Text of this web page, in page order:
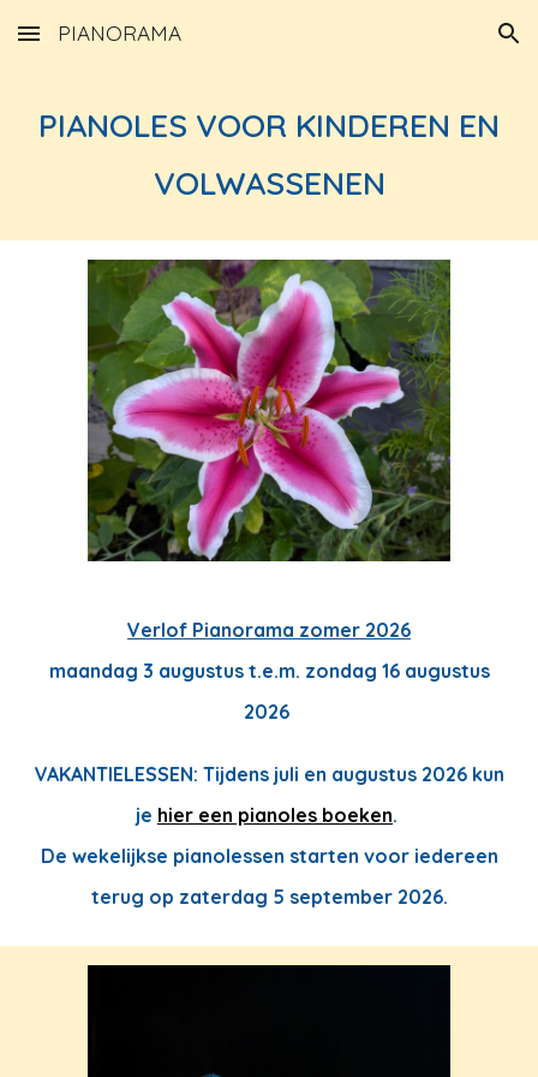
Skip to main content Skip to navigation
PIANORAMA
PIANOLES VOOR KINDEREN EN
VOLWASSENEN
Verlof Pianorama zomer 2026
maandag 3 augustus t.e.m. zondag 16augustus
2026
VAKANTIELESSEN: Tijdens juli en augustus 2026 kun
je hier een pianoles boeken.
De wekelijkse pianolessen starten voor iedereen
terug op zaterdag 5 september 2026.